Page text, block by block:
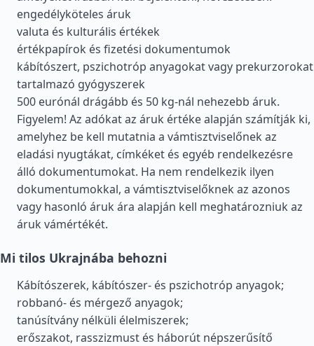
engedélyköteles áruk
valuta és kulturális értékek
értékpapírok és fizetési dokumentumok
kábítószert, pszichotróp anyagokat vagy prekurzorokat
tartalmazó gyógyszerek
500 eurónál drágább és 50 kg-nál nehezebb áruk.
Figyelem! Az adókat az áruk értéke alapján számítják ki,
amelyhez be kell mutatnia a vámtisztviselőnek az
eladási nyugtákat, címkéket és egyéb rendelkezésre
álló dokumentumokat. Ha nem rendelkezik ilyen
dokumentumokkal, a vámtisztviselőknek az azonos
vagy hasonló áruk ára alapján kell meghatározniuk az
áruk vámértékét.
Mi tilos Ukrajnába behozni
Kábítószerek, kábítószer- és pszichotróp anyagok;
robbanó- és mérgező anyagok;
tanúsítvány nélküli élelmiszerek;
erőszakot, rasszizmust és háborút népszerűsítő